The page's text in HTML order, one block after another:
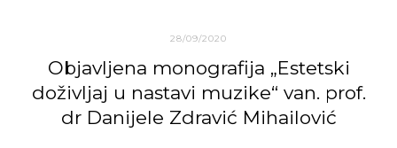
28/09/2020
Objavlјena monografija „Estetski
doživlјaj u nastavi muzike“ van. prof.
dr Danijele Zdravić Mihailović